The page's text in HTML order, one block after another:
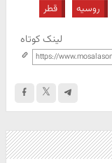
روسیه قطر
لینک کوتاه